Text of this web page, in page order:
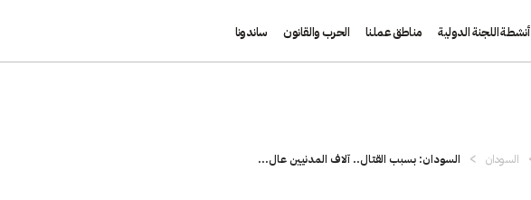
أنشطة اللجنة الدولية مناطق عملنا الحرب والقانون ساندونا
السودان السودان: بسبب القتال.. آلاف المدنيين عال...